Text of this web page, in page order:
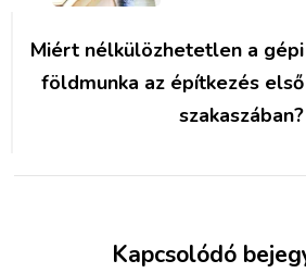
Miért nélkülözhetetlen a gépi
földmunka az építkezés első
szakaszában?
Kapcsolódó